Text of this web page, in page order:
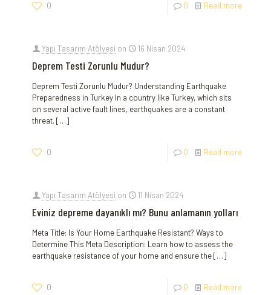
0 0 Read more
Yapı Tasarım Atölyesi on 16 Nisan 2024
Deprem Testi Zorunlu Mudur?
Deprem Testi Zorunlu Mudur? Understanding Earthquake
Preparedness in Turkey In a country like Turkey, which sits
on several active fault lines, earthquakes are a constant
threat. […]
0 0 Read more
Yapı Tasarım Atölyesi on 11 Nisan 2024
Eviniz depreme dayanıklı mı? Bunu anlamanın yolları
Meta Title: Is Your Home Earthquake Resistant? Ways to
Determine This Meta Description: Learn how to assess the
earthquake resistance of your home and ensure the[…]
0 0 Read more